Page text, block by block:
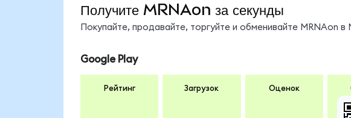
Получите MRNAon за секунды
Покупайте, продавайте, торгуйте и обменивайте MRNAon
Google Play
Рейтинг Загрузок Оценок